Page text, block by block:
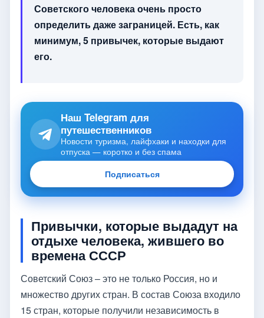
Советского человека очень просто
определить даже заграницей. Есть, как
минимум, 5 привычек, которые выдают
его.
Наш Telegram для
путешественников
Новости туризма, лайфхаки и находки для
отпуска — коротко и без спама
Подписаться
Привычки, которые выдадут на
отдыхе человека, жившего во
времена СССР
Советский Союз – это не только Россия, но и
множество других стран. В состав Союза входило
15 стран, которые получили независимость в